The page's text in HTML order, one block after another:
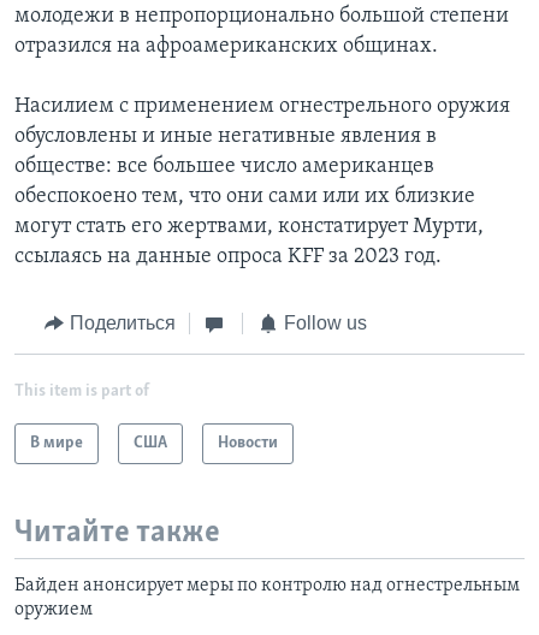
молодежи в непропорционально большой степени
отразился на афроамериканских общинах.
Насилием с применением огнестрельного оружия
обусловлены и иные негативные явления в
обществе: все большее число американцев
обеспокоено тем, что они сами или их близкие
могут стать его жертвами, констатирует Мурти,
ссылаясь на данные опроса KFF за 2023 год.
Поделиться Follow us
This item is part of
В мире США Новости
Читайте также
Байден анонсирует меры по контролю над огнестрельным
оружием